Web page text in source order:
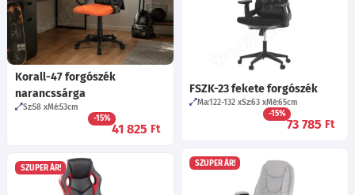
Korall-47 forgószék
narancssárga
Sz:58 Mé:53cm
-15%
41 825 Ft
FSZK-23 fekete forgószék
Ma:122-132 Sz:63 Mé:65cm
-15%
73 785 Ft
SZUPER ÁR!
SZUPER ÁR!